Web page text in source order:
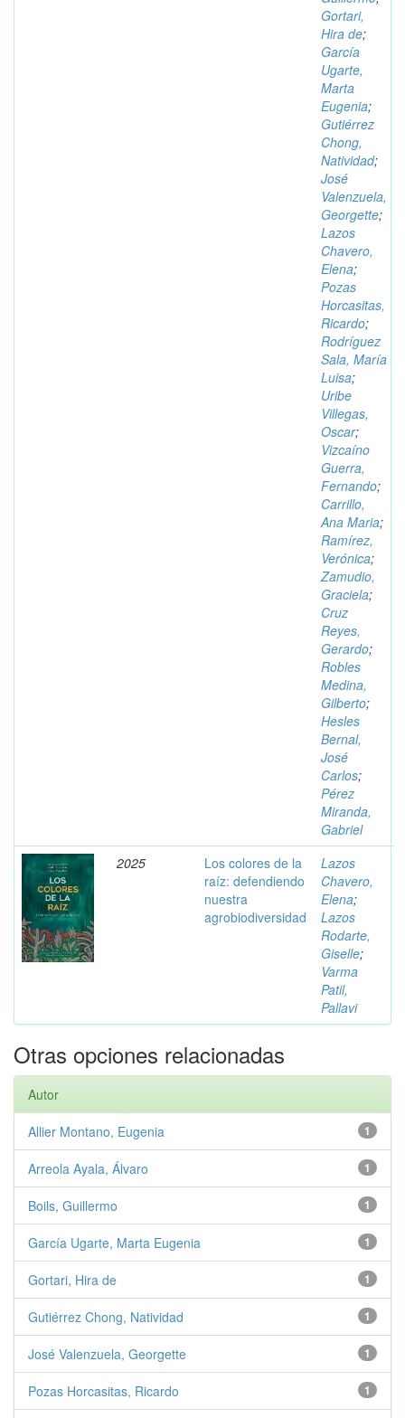
Gortari,
Hira de;
García
Ugarte,
Marta
Eugenia;
Gutiérrez
Chong,
Natividad;
José
Valenzuela,
Georgette;
Lazos
Chavero,
Elena;
Pozas
Horcasitas,
Ricardo;
Rodríguez
Sala, María
Luisa;
Uribe
Villegas,
Oscar;
Vizcaíno
Guerra,
Fernando;
Carrillo,
Ana Maria;
Ramírez,
Verónica;
Zamudio,
Graciela;
Cruz
Reyes,
Gerardo;
Robles
Medina,
Gilberto;
Hesles
Bernal,
José
Carlos;
Pérez
Miranda,
Gabriel
2025
Los colores de la
raíz: defendiendo
nuestra
agrobiodiversidad
Lazos
Chavero,
Elena;
Lazos
Rodarte,
Giselle;
Varma
Patil,
Pallavi
Otras opciones relacionadas
Autor
1
Allier Montano, Eugenia
1
Arreola Ayala, Álvaro
1
Boils, Guillermo
1
García Ugarte, Marta Eugenia
1
Gortari, Hira de
1
Gutiérrez Chong, Natividad
1
José Valenzuela, Georgette
1
Pozas Horcasitas, Ricardo